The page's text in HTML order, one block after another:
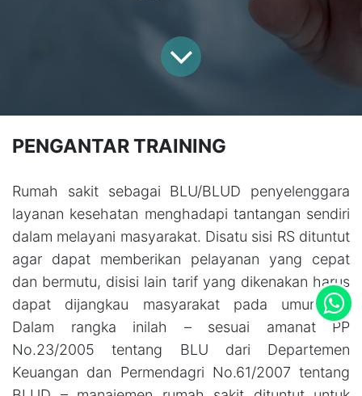
PENGANTAR TRAINING
Rumah sakit sebagai BLU/BLUD penyelenggara
layanan kesehatan menghadapi tantangan sendiri
dalam melayani masyarakat. Disatu sisi RS dituntut
agar dapat memberikan pelayanan yang cepat
dan bermutu, disisi lain tarif yang dikenakan harus
dapat dijangkau masyarakat pada umumnya.
Dalam rangka inilah – sesuai amanat PP
No.23/2005 tentang BLU dari Departemen
Keuangan dan Permendagri No.61/2007 tentang